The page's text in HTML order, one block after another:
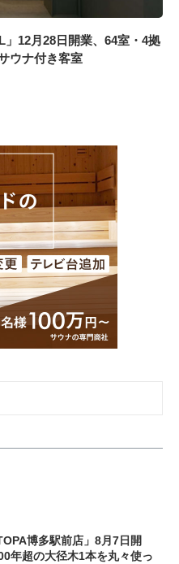
12月28日開業、64室・4拠
ウナ付き客室
博多駅前店」8月7日開
年超の大径木1本を丸々使っ